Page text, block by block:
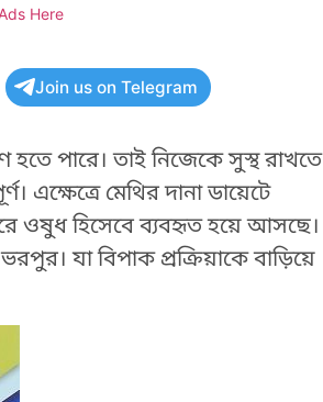
Here
Join us on Telegram
পারে। তাই নিজেকে সুস্থ রাখতে
মেথির দানা ডায়েটে
ওষুধ হিসেবে ব্যবহৃত হয়ে আসছে।
যা বিপাক প্রক্রিয়াকে বাড়িয়ে